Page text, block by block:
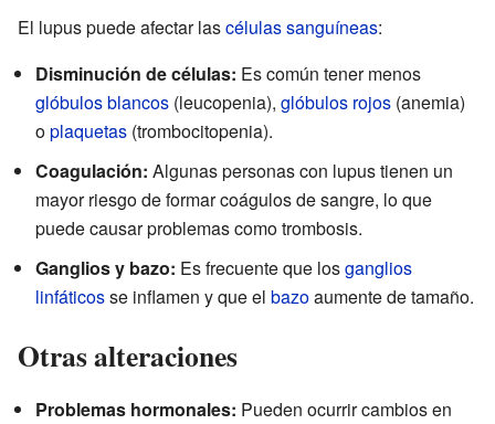
El lupus puede afectar lascélulas sanguíneas:
Disminución de células: Es común tener menos
glóbulos blancos (leucopenia), glóbulos rojos (anemia)
oplaquetas (trombocitopenia).
Coagulación: Algunas personas con lupus tienen un
mayor riesgo de formar coágulos de sangre, lo que
puede causar problemas como trombosis.
Ganglios y bazo: Es frecuente que losganglios
linfáticosse inflamen y que el bazoaumente de tamaño.
Otras alteraciones
Problemas hormonales: Pueden ocurrir cambios en